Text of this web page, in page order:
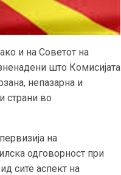
и на Советот на
што Комисијата
непазарна и
страни во
на
одговорност при
сите аспект на